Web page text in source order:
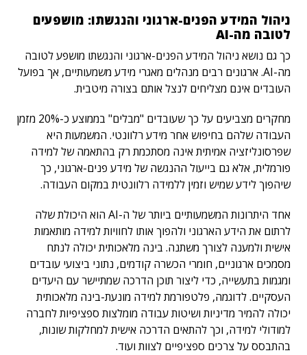
ניהול המידע הפנים-ארגוני והנגשתו: מושפעים
לטובה מה-AI
כך גם נושא ניהול המידע הפנים-ארגוני והנגשתו מושפע לטובה
מה-AI. ארגונים רבים מנהלים מאגרי מידע משמעותיים, אך בפועל
העובדים אינם מצליחים לנצל אותם בצורה מיטבית.
מחקרים מצביעים על כך שעובדים "מבלים" בממוצע כ-20% מזמן
העבודה שלהם בחיפוש אחר מידע רלוונטי. המשמעות היא
שפרסונליזציה אמיתית אינה מסתכמת רק בהתאמה של למידה
פורמלית, אלא גם בייעול ההנגשה של מידע פנים-ארגוני, כך
שיהפוך לידע שמיש וזמין ללמידה רלוונטית במקום העבודה.
אחד היתרונות המשמעותיים ביותר של ה-AI הוא היכולת שלה
לרתום את הידע הארגוני ולהפוך אותו לחוויות למידה מותאמות
אישית ולמענה לצורך משתנה. בינה מלאכותית יכולה לנתח
מסמכים ארגוניים, חומרי הכשרה קודמים, נתוני ביצועי עובדים
ומגמות בתעשייה, כדי ליצור תוכן הדרכה שמתיישר עם היעדים
העסקיים. לדוגמה, פלטפורמת למידה מונעת-בינה מלאכותית
יכולה להמיר מדיניות ושיטות עבודה מומלצות ספציפיות לחברה
למודולי למידה, וכך להתאים הדרכה אישית למחלקות שונות,
בהתבסס על צרכים ספציפיים לצוות ועוד.